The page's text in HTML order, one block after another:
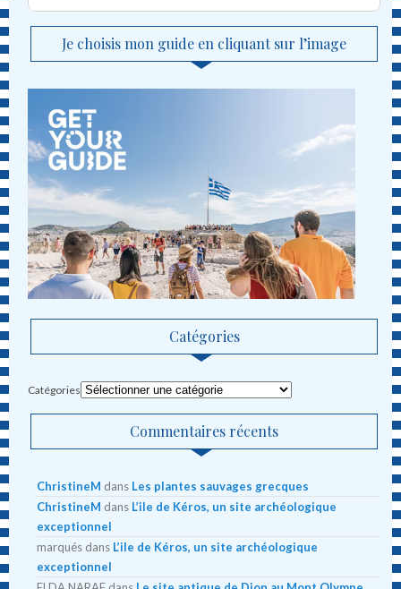
Je choisis mon guide en cliquant sur l’image
Catégories
Catégories
Commentaires récents
ChristineM dans Les plantes sauvages grecques
ChristineM dans L’ile de Kéros, un site archéologique
exceptionnel
marqués dans L’ile de Kéros, un site archéologique
exceptionnel